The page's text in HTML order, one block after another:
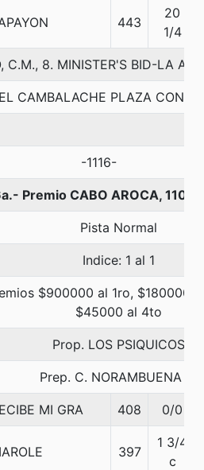
443
20
1/4
C.M., 8. MINISTER'S BID-LA
CAMBALACHE PLAZA
-1116-
Premio CABO AROCA, 1100
Pista Normal
Indice: 1 al 1
$900000 al 1ro, $180000
$45000 al 4to
Prop. LOS PSIQUICOS
Prep. C. NORAMBUENA B.
MI GRA 408 0/0
397
1 3/4
c